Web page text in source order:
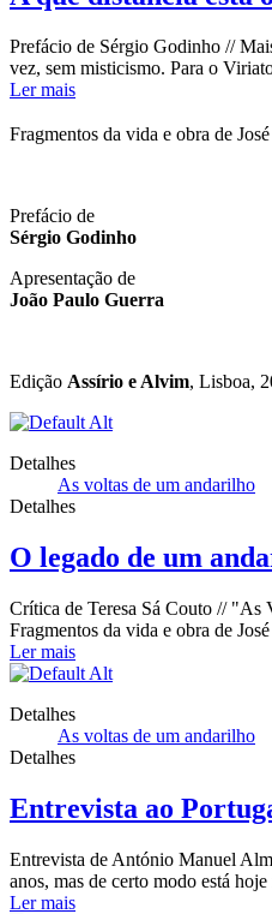
Prefácio de Sérgio Godinho //
vez, sem misticismo. Para o
Ler mais
Fragmentos da vida e obra de
Prefácio de
Sérgio Godinho
Apresentação de
João Paulo Guerra
Edição Assírio e Alvim, Lisboa,
Detalhes
As voltas de um andarilho
Detalhes
O legado de um
Crítica de Teresa Sá Couto // "As
Fragmentos da vida e obra de
Ler mais
Detalhes
As voltas de um andarilho
Detalhes
Entrevista ao
Entrevista de António Manuel
anos, mas de certo modo está
Ler mais